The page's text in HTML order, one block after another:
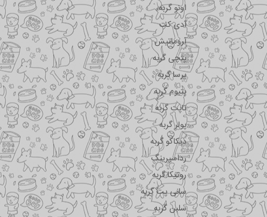
اونو گربه
آدی کت
آروماتیش
پتچی گربه
پرسا گربه
پتیوم گربه
تاپت گربه
پولر گربه
دیکاکو گربه
رداسپرینگ
روتیکا گربه
سانی پت گربه
سلبن گربه